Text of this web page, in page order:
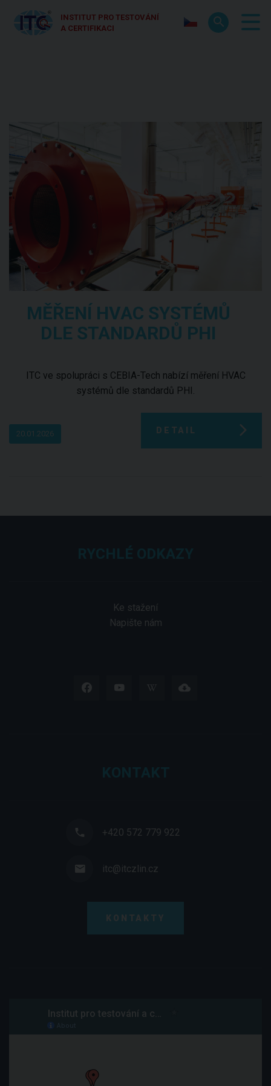
INSTITUT PRO TESTOVÁNÍ
A CERTIFIKACI
MĚŘENÍ HVAC SYSTÉMŮ
DLE STANDARDŮ PHI
ITC ve spolupráci s CEBIA-Tech nabízí měření HVAC
systémů dle standardů PHI.
20.01.2026 DETAIL
Ke stažení
Napište nám
+420 572 779 922
itc@itczlin.cz
KONTAKTY